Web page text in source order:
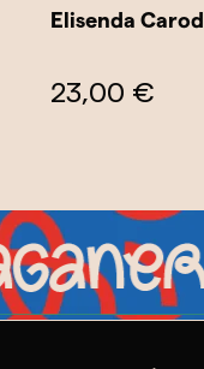
Elisenda Carod
23,00 €